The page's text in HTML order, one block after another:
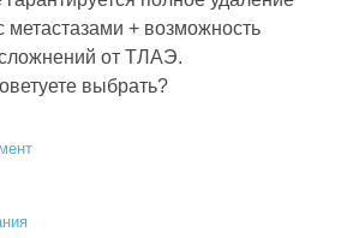
метастазами + возможность
от ТЛАЭ.
выбрать?